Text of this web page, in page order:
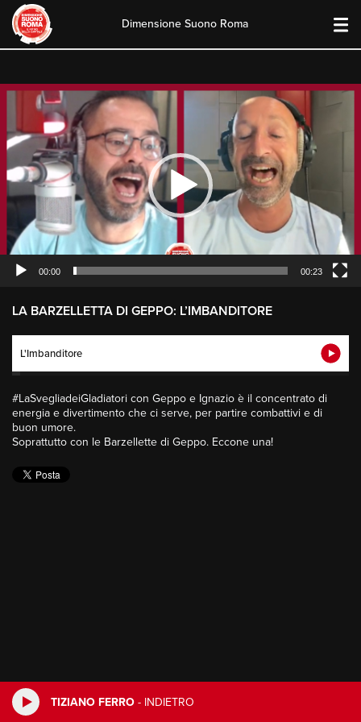
TIZIANO FERRO - INDIETRO
content
Dimensione Suono Roma
Video
00:00 00:23
LA BARZELLETTA DI GEPPO: L’IMBANDITORE
L'Imbanditore
#LaSvegliadeiGladiatori con Geppo e Ignazio è il concentrato di
energia e divertimento che ci serve, per partire combattivi e di
buon umore.
Soprattutto con le Barzellette di Geppo. Eccone una!